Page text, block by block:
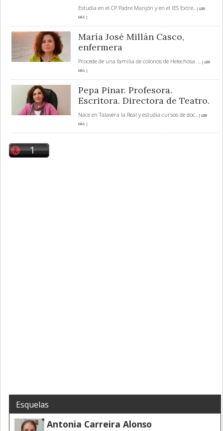
Estudia en el CP Padre Manjón y en el IES Extre... [ LEER
MÁS ]
María José Millán Casco,
enfermera
Procede de una familia de colonos de Helechosa.
... [ LEER
MÁS ]
Pepa Pinar. Profesora.
Escritora. Directora de Teatro.
Nace en Talavera la Real y estudia cursos de doc... [ LEER
MÁS ]
Esquelas
Antonia Carreira Alonso